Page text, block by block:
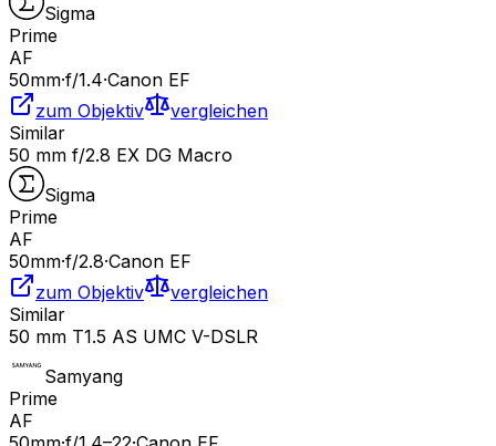
Sigma
Prime
AF
50mm·f/1.4·Canon EF
zum Objektiv
vergleichen
Similar
50 mm f/2.8 EX DG Macro
Sigma
Prime
AF
50mm·f/2.8·Canon EF
zum Objektiv
vergleichen
Similar
50 mm T1.5 AS UMC V-DSLR
Samyang
Prime
AF